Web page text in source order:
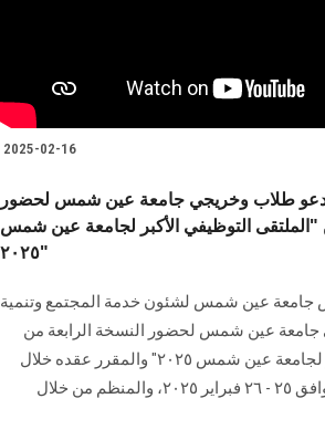
الدراسات العليا
الموظفون
سجل الان
2025-02-16
تدعو طلاب وخريجي جامعة عين شمس لحضور
"الملتقى التوظيفي الأكبر لجامعة عين شمس
٢٠٢٥"
جامعة عين شمس لشئون خدمة المجتمع وتنمية
جامعة عين شمس لحضور النسخة الرابعة من
"الملتقى التوظيفي الأكبر لجامعة عين شمس ٢٠٢٥" والمقرر عقده خلال
يومي الثلاثاء والأربعاء الموافق ٢٥ - ٢٦ فبراير ٢٠٢٥، والمنظم من خلال